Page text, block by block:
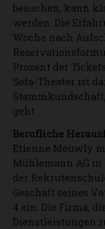
besuchen, kann
werden. Die
Woche nach
Prozent der
Sofa-Theater ist
geht.
Berufliche
Etienne Meuwly
Mühlemann AG in
der
Geschäft seines
4 ein. Die Firma,
Dienstleistungen